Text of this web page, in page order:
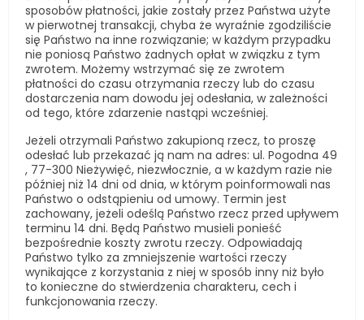
sposobów płatności, jakie zostały przez Państwa użyte
w pierwotnej transakcji, chyba że wyraźnie zgodziliście
się Państwo na inne rozwiązanie; w każdym przypadku
nie poniosą Państwo żadnych opłat w związku z tym
zwrotem. Możemy wstrzymać się ze zwrotem
płatności do czasu otrzymania rzeczy lub do czasu
dostarczenia nam dowodu jej odesłania, w zależności
od tego, które zdarzenie nastąpi wcześniej.
Jeżeli otrzymali Państwo zakupioną rzecz, to proszę
odesłać lub przekazać ją nam na adres: ul. Pogodna 49
, 77-300 Nieżywięć, niezwłocznie, a w każdym razie nie
później niż 14 dni od dnia, w którym poinformowali nas
Państwo o odstąpieniu od umowy. Termin jest
zachowany, jeżeli odeślą Państwo rzecz przed upływem
terminu 14 dni. Będą Państwo musieli ponieść
bezpośrednie koszty zwrotu rzeczy. Odpowiadają
Państwo tylko za zmniejszenie wartości rzeczy
wynikające z korzystania z niej w sposób inny niż było
to konieczne do stwierdzenia charakteru, cech i
funkcjonowania rzeczy.